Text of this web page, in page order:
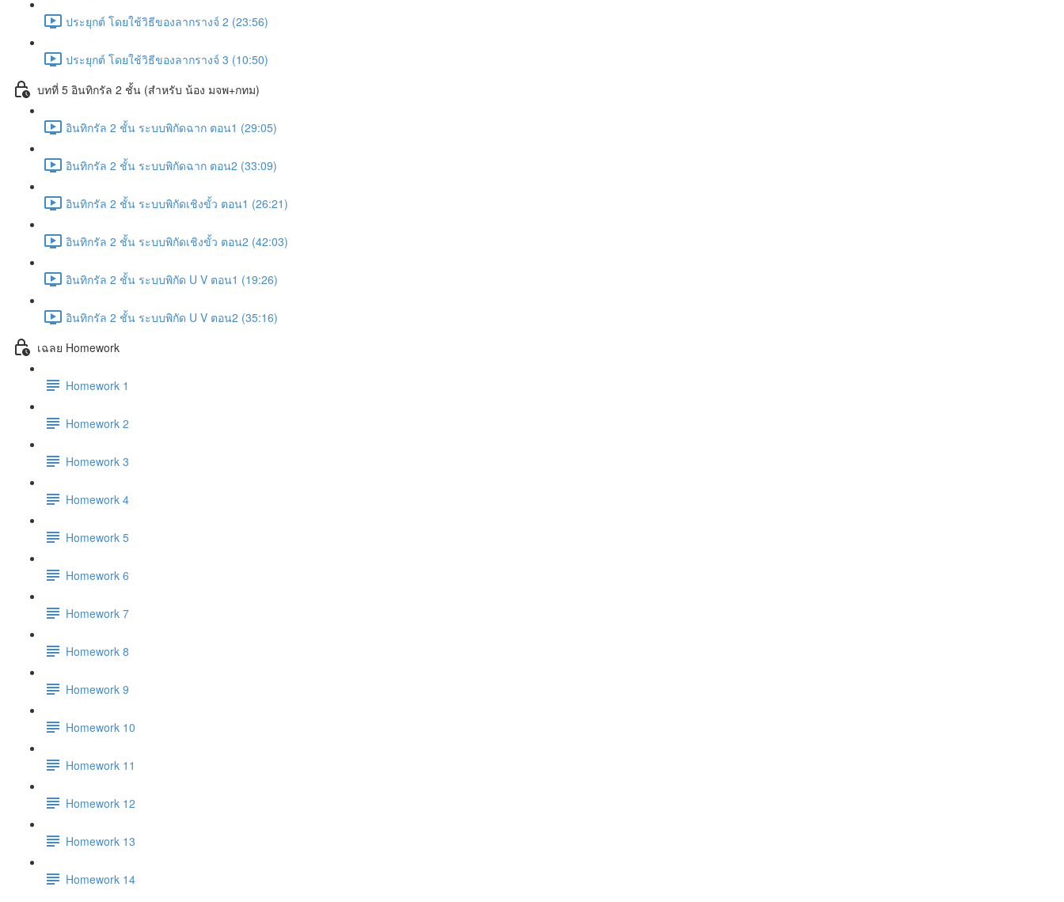
ประยุกต์ โดยใช้วิธีของลากรางจ์ 2 (23:56)
ประยุกต์ โดยใช้วิธีของลากรางจ์ 3 (10:50)
บทที่ 5 อินทิกรัล 2 ชั้น (สำหรับ น้อง มจพ+กทม)
อินทิกรัล 2 ชั้น ระบบพิกัดฉาก ตอน1 (29:05)
อินทิกรัล 2 ชั้น ระบบพิกัดฉาก ตอน2 (33:09)
อินทิกรัล 2 ชั้น ระบบพิกัดเชิงขั้ว ตอน1 (26:21)
อินทิกรัล 2 ชั้น ระบบพิกัดเชิงขั้ว ตอน2 (42:03)
อินทิกรัล 2 ชั้น ระบบพิกัด U V ตอน1 (19:26)
อินทิกรัล 2 ชั้น ระบบพิกัด U V ตอน2 (35:16)
เฉลย Homework
Homework 1
Homework 2
Homework 3
Homework 4
Homework 5
Homework 6
Homework 7
Homework 8
Homework 9
Homework 10
Homework 11
Homework 12
Homework 13
Homework 14